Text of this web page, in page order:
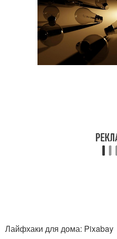
лайфхаки
Лайфхаки для дома: Pixabay